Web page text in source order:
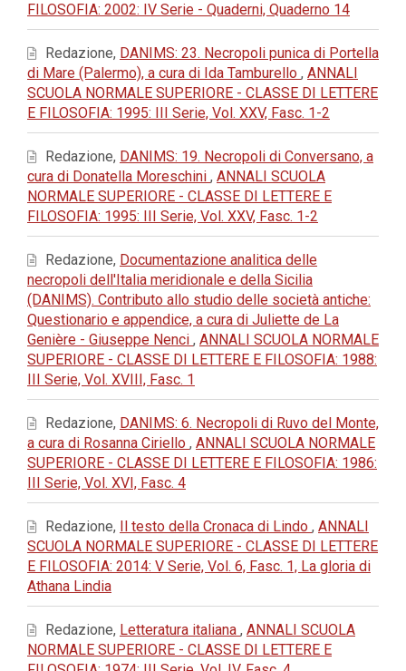
FILOSOFIA: 2002: IV Serie - Quaderni, Quaderno 14
Redazione, DANIMS: 23. Necropoli punica di Portella
di Mare (Palermo), a cura di Ida Tamburello , ANNALI
SCUOLA NORMALE SUPERIORE - CLASSE DI LETTERE
E FILOSOFIA: 1995: III Serie, Vol. XXV, Fasc. 1-2
Redazione, DANIMS: 19. Necropoli di Conversano, a
cura di Donatella Moreschini , ANNALI SCUOLA
NORMALE SUPERIORE - CLASSE DI LETTERE E
FILOSOFIA: 1995: III Serie, Vol. XXV, Fasc. 1-2
Redazione, Documentazione analitica delle
necropoli dell'Italia meridionale e della Sicilia
(DANIMS). Contributo allo studio delle società antiche:
Questionario e appendice, a cura di Juliette de La
Genière - Giuseppe Nenci , ANNALI SCUOLA NORMALE
SUPERIORE - CLASSE DI LETTERE E FILOSOFIA: 1988:
III Serie, Vol. XVIII, Fasc. 1
Redazione, DANIMS: 6. Necropoli di Ruvo del Monte,
a cura di Rosanna Ciriello , ANNALI SCUOLA NORMALE
SUPERIORE - CLASSE DI LETTERE E FILOSOFIA: 1986:
III Serie, Vol. XVI, Fasc. 4
Redazione, Il testo della Cronaca di Lindo , ANNALI
SCUOLA NORMALE SUPERIORE - CLASSE DI LETTERE
E FILOSOFIA: 2014: V Serie, Vol. 6, Fasc. 1, La gloria di
Athana Lindia
Redazione, Letteratura italiana , ANNALI SCUOLA
NORMALE SUPERIORE - CLASSE DI LETTERE E